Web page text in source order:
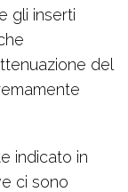
gli inserti
del
indicato in
ci sono